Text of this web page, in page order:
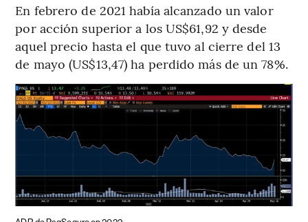
En febrero de 2021 había alcanzado un valor
por acción superior a los US$61,92 y desde
aquel precio hasta el que tuvo al cierre del 13
de mayo (US$13,47) ha perdido más de un 78%.